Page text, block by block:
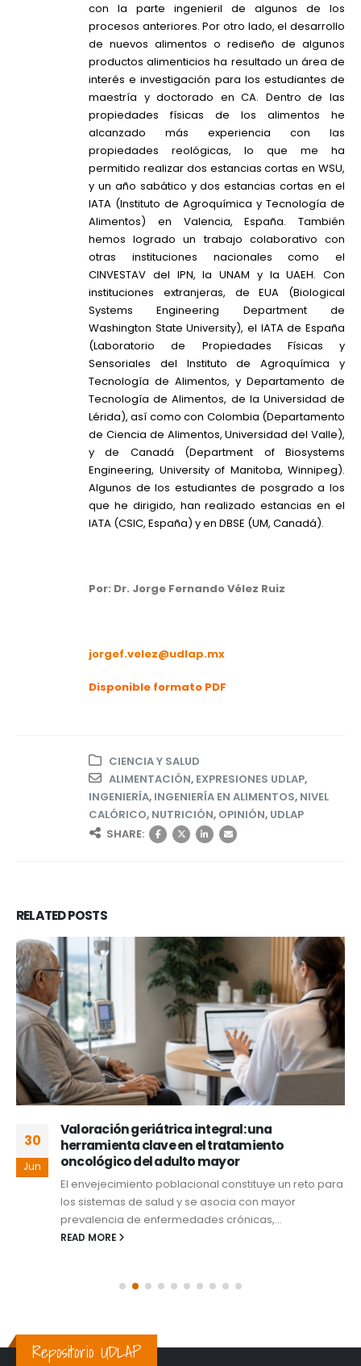
con la parte ingenieril de algunos de los
procesos anteriores. Por otro lado, el desarrollo
de nuevos alimentos o rediseño de algunos
productos alimenticios ha resultado un área de
interés e investigación para los estudiantes de
maestría y doctorado en CA. Dentro de las
propiedades físicas de los alimentos he
alcanzado más experiencia con las
propiedades reológicas, lo que me ha
permitido realizar dos estancias cortas en WSU,
y un año sabático y dos estancias cortas en el
IATA (Instituto de Agroquímica y Tecnología de
Alimentos) en Valencia, España. También
hemos logrado un trabajo colaborativo con
otras instituciones nacionales como el
CINVESTAV del IPN, la UNAM y la UAEH. Con
instituciones extranjeras, de EUA (Biological
Systems Engineering Department de
Washington State University), el IATA de España
(Laboratorio de Propiedades Físicas y
Sensoriales del Instituto de Agroquímica y
Tecnología de Alimentos, y Departamento de
Tecnología de Alimentos, de la Universidad de
Lérida), así como con Colombia (Departamento
de Ciencia de Alimentos, Universidad del Valle),
y de Canadá (Department of Biosystems
Engineering, University of Manitoba, Winnipeg).
Algunos de los estudiantes de posgrado a los
que he dirigido, han realizado estancias en el
IATA (CSIC, España) y en DBSE (UM, Canadá).
Por: Dr. Jorge Fernando Vélez Ruiz
jorgef.velez@udlap.mx
Disponible formato PDF
CIENCIA Y SALUD
ALIMENTACIÓN, EXPRESIONES UDLAP,
INGENIERÍA, INGENIERÍA EN ALIMENTOS, NIVEL
CALÓRICO, NUTRICIÓN, OPINIÓN, UDLAP
SHARE:
RELATEDPOSTS
30
Jun
Valoración geriátrica integral: una
herramienta clave en el tratamiento
oncológico del adulto mayor
El envejecimiento poblacional constituye un reto para
los sistemas de salud y se asocia con mayor
prevalencia de enfermedades crónicas,...
READ MORE
Repositorio UDLAP